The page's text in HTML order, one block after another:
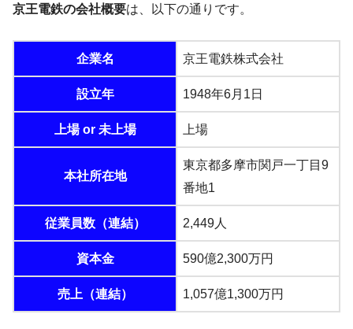
京王電鉄の会社概要は、以下の通りです。
企業名 京王電鉄株式会社
設立年 1948年6月1日
上場 or 未上場 上場
本社所在地
東京都多摩市関戸一丁目9
番地1
従業員数（連結） 2,449人
資本金 590億2,300万円
売上（連結） 1,057億1,300万円